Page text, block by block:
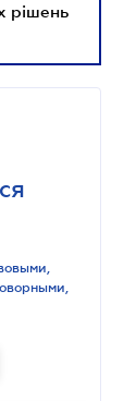
рішень